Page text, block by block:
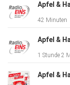
42 Minuten
1 Stunde 2